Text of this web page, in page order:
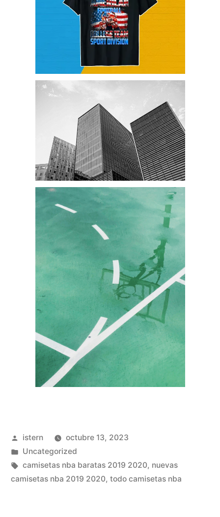
Publicado
por
istern
octubre 13, 2023
Publicado
en
Uncategorized
Etiquetas:
camisetas nba baratas 2019 2020, nuevas
camisetas nba 2019 2020, todo camisetas nba